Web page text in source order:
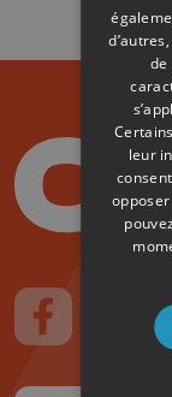
Suivez-nous
de
leur
opposer